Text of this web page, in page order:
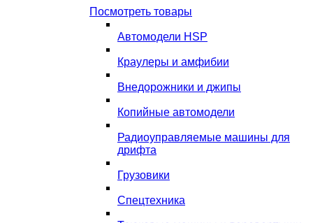
Посмотреть товары
Автомодели HSP
Краулеры и амфибии
Внедорожники и джипы
Копийные автомодели
Радиоуправляемые машины для
дрифта
Грузовики
Спецтехника